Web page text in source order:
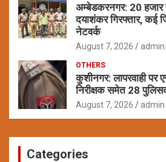
अम्बेडकरनगर: 20 हजार
दयाशंकर गिरफ्तार, कई
नेटवर्क
August 7, 2026 admin
OTHERS
कुशीनगर: लापरवाही पर
निरीक्षक समेत 28
August 7, 2026 admin
Categories